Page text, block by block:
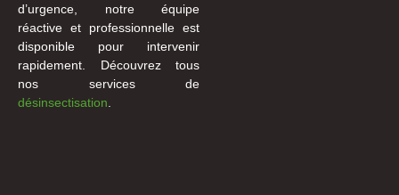
d’urgence, notre équipe
réactive et professionnelle est
disponible pour intervenir
rapidement. Découvrez tous
nos services de
désinsectisation